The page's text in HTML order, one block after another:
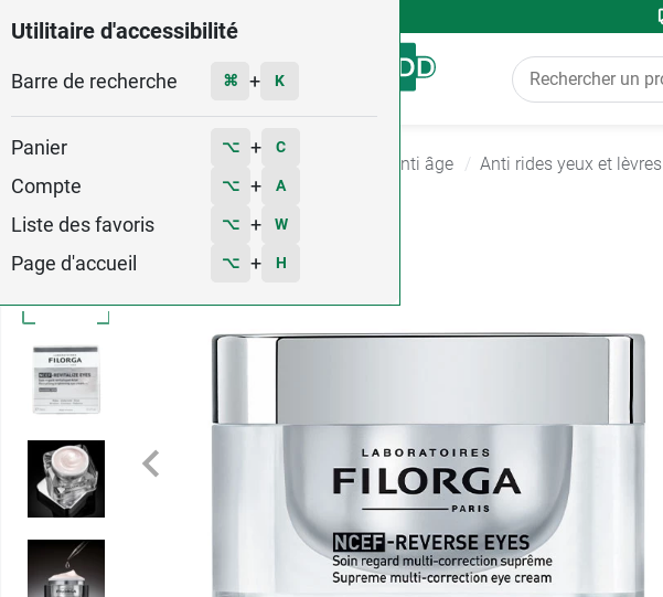
Utilitaire d'accessibilité
Barre de recherche ⌘ + K
Panier ⌥ + C
Compte ⌥ + A
Liste des favoris ⌥ + W
Page d'accueil ⌥ + H
Menu
Soin anti rides et anti âge Anti rides yeux et lèvres